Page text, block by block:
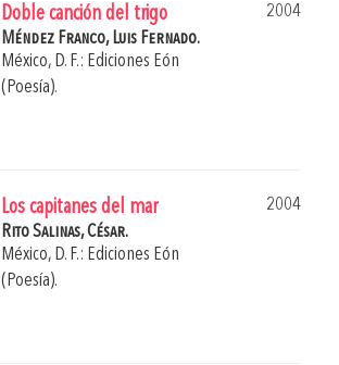
Doble canción del trigo
2004
Méndez Franco, Luis Fernado.
México, D. F.: Ediciones Eón
(Poesía).
Los capitanes del mar
2004
Rito Salinas, César.
México, D. F.: Ediciones Eón
(Poesía).